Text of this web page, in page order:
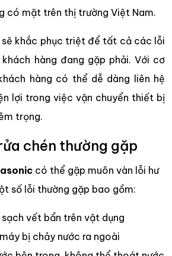
có mặt trên thị trường Việt Nam.
khắc phục triệt để tất cả các lỗi
hàng đang gặp phải. Với cơ
hàng có thể dễ dàng liên hệ
lợi trong việc vận chuyển thiết bị
trọng.
chén thường gặp
có thể gặp muôn vàn lỗi hư
số lỗi thường gặp bao gồm:
vết bẩn trên vật dụng
bị chảy nước ra ngoài